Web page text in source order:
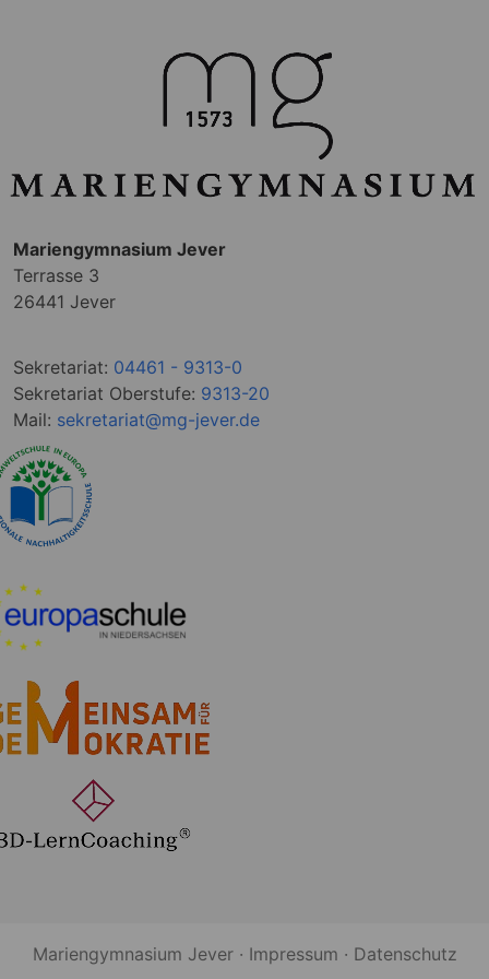
Mariengymnasium Jever
Terrasse 3
26441 Jever
Sekretariat: 04461 - 9313-0
Sekretariat Oberstufe: 9313-20
Mail: sekretariat@mg-jever.de
Mariengymnasium Jever · Impressum · Datenschutz